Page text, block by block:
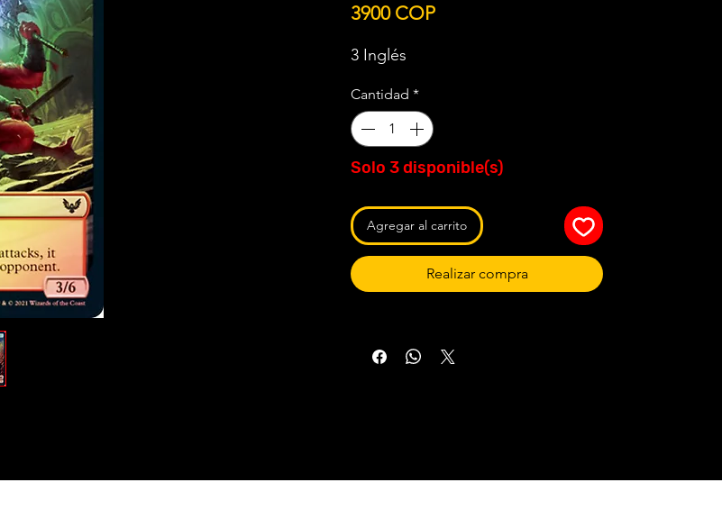
3900 COPPrecio
3 Inglés
Cantidad *
Solo 3 disponible(s)
Agregar al carrito
Realizar compra